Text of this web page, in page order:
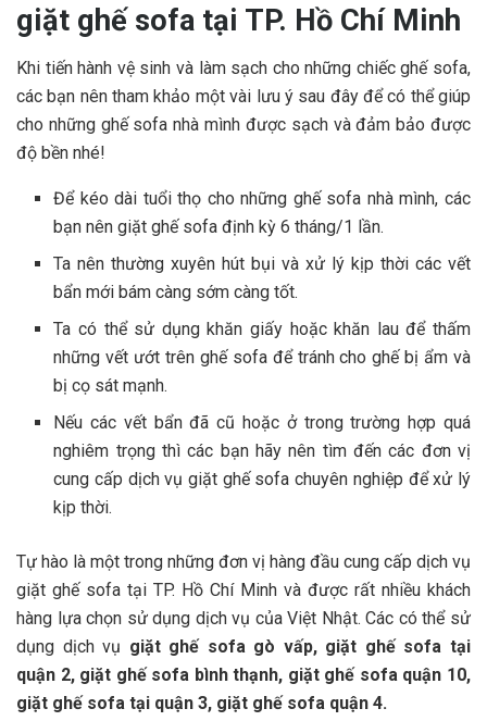
giặt ghế sofa tại TP. Hồ Chí Minh
Khi tiến hành vệ sinh và làm sạch cho những chiếc ghế sofa,
các bạn nên tham khảo một vài lưu ý sau đây để có thể giúp
cho những ghế sofa nhà mình được sạch và đảm bảo được
độ bền nhé!
Để kéo dài tuổi thọ cho những ghế sofa nhà mình, các
bạn nên giặt ghế sofa định kỳ 6 tháng/1 lần.
Ta nên thường xuyên hút bụi và xử lý kịp thời các vết
bẩn mới bám càng sớm càng tốt.
Ta có thể sử dụng khăn giấy hoặc khăn lau để thấm
những vết ướt trên ghế sofa để tránh cho ghế bị ẩm và
bị cọ sát mạnh.
Nếu các vết bẩn đã cũ hoặc ở trong trường hợp quá
nghiêm trọng thì các bạn hãy nên tìm đến các đơn vị
cung cấp dịch vụ giặt ghế sofa chuyên nghiệp để xử lý
kịp thời.
Tự hào là một trong những đơn vị hàng đầu cung cấp dịch vụ
giặt ghế sofa tại TP. Hồ Chí Minh và được rất nhiều khách
hàng lựa chọn sử dụng dịch vụ củaViệt Nhật. Các có thể sử
dụng dịch vụ giặt ghế sofa gò vấp, giặt ghế sofa tại
quận 2, giặt ghế sofa bình thạnh, giặt ghế sofa quận 10,
giặt ghế sofa tại quận 3, giặt ghế sofa quận 4.